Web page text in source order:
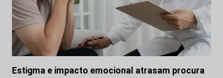
Estigma e impacto emocional atrasam procura